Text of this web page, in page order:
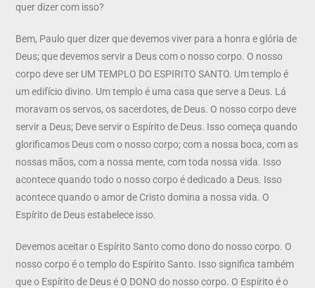
quer dizer com isso?
Bem, Paulo quer dizer que devemos viver para a honra e glória de
Deus; que devemos servir a Deus com o nosso corpo. O nosso
corpo deve ser UM TEMPLO DO ESPIRITO SANTO. Um templo é
um edifício divino. Um templo é uma casa que serve a Deus. Lá
moravam os servos, os sacerdotes, de Deus. O nosso corpo deve
servir a Deus; Deve servir o Espírito de Deus. Isso começa quando
glorificamos Deus com o nosso corpo; com a nossa boca, com as
nossas mãos, com a nossa mente, com toda nossa vida. Isso
acontece quando todo o nosso corpo é dedicado a Deus. Isso
acontece quando o amor de Cristo domina a nossa vida. O
Espírito de Deus estabelece isso.
Devemos aceitar o Espírito Santo como dono do nosso corpo. O
nosso corpo é o templo do Espírito Santo. Isso significa também
que o Espírito de Deus é O DONO do nosso corpo. O Espírito é o